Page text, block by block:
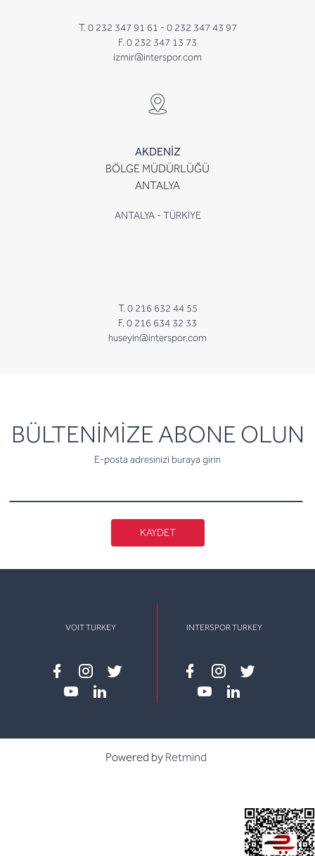
T. 0 232 347 91 61 - 0 232 347 43 97
F. 0 232 347 13 73
izmir@interspor.com
AKDENİZ
BÖLGE MÜDÜRLÜĞÜ
ANTALYA
ANTALYA - TÜRKİYE
T. 0 216 632 44 55
F. 0 216 634 32 33
huseyin@interspor.com
BÜLTENİMİZE ABONE OLUN
E-posta adresinizi buraya girin
newsletter
KAYDET
VOIT TURKEY
Facebook
instagram
twitter
INTERSPOR TURKEY
Facebook
instagram
twitter
Powered by Retmind